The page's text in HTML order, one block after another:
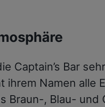
Captain’s Bar
ihrem Namen alle
Braun-, Blau- und